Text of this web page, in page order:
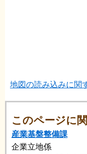
地図の読み込みに関
このページに
産業基盤整備課
企業立地係